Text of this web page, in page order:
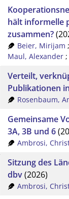
hält informelle
zusammen?
Beier, Mirijam
Maul, Alexander ;
Verteilt,
Publikationen
Rosenbaum,
Gemeinsame
3A, 3B und 6
Ambrosi,
Sitzung des
dbv(2026)
Ambrosi,